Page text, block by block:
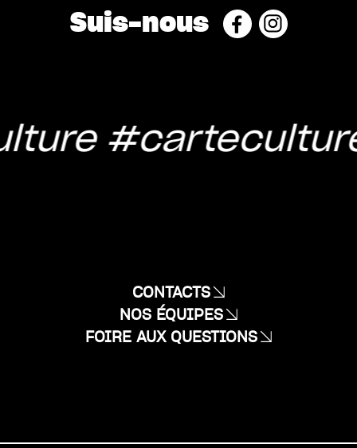
Suis-nous
CONTACTS
NOS ÉQUIPES
FOIRE AUX QUESTIONS